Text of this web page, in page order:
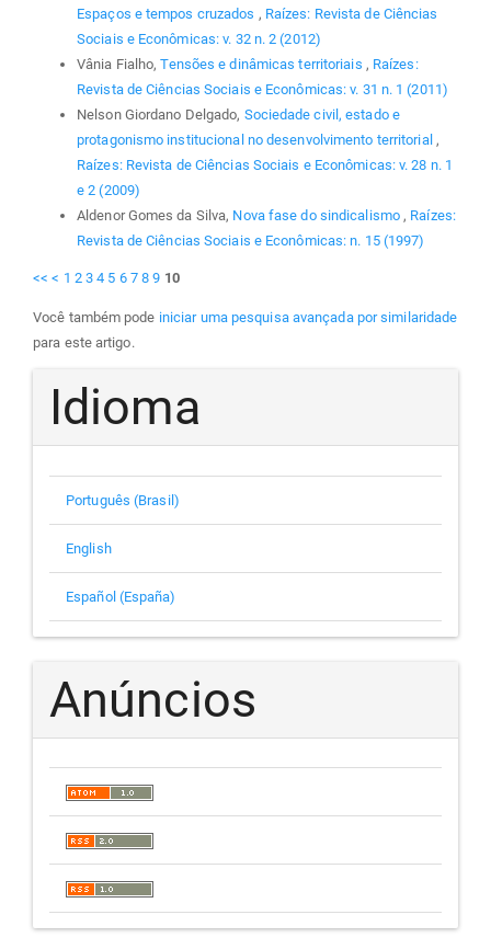
Espaços e tempos cruzados , Raízes: Revista de Ciências
Sociais e Econômicas: v. 32 n. 2 (2012)
Vânia Fialho,Tensões e dinâmicas territoriais , Raízes:
Revista de Ciências Sociais e Econômicas: v. 31 n. 1 (2011)
Nelson Giordano Delgado, Sociedade civil, estado e
protagonismo institucional no desenvolvimento territorial ,
Raízes: Revista de Ciências Sociais e Econômicas: v. 28 n. 1
e 2 (2009)
Aldenor Gomes da Silva, Nova fase do sindicalismo , Raízes:
Revista de Ciências Sociais e Econômicas: n. 15 (1997)
<< < 1 2 3 4 5 6 7 8 9 10
Você também pode iniciar uma pesquisa avançada por similaridade
para este artigo.
Idioma
Português (Brasil)
English
Español (España)
Anúncios